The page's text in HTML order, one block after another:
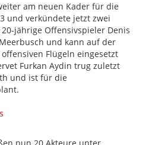
am neuen Kader für die
und verkündete jetzt zwei
jährige Offensivspieler Denis
und kann auf der
Flügeln eingesetzt
Furkan Aydin trug zuletzt
und ist für die